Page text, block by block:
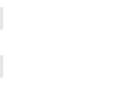
мнением.